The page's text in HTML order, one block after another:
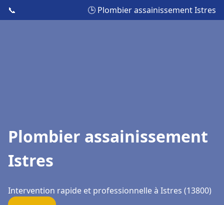
📞 🕒 Plombier assainissement Istres
Plombier assainissement
Istres
Intervention rapide et professionnelle à Istres (13800)